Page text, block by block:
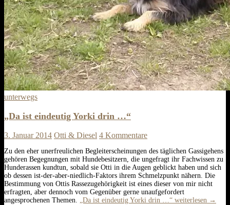
unterwegs
„Da ist eindeutig Yorki drin …“
3. Januar 2014 Otti & Diesel 4 Kommentare
Zu den eher unerfreulichen Begleiterscheinungen des täglichen Gassigehens
gehören Begegnungen mit Hundebesitzern, die ungefragt ihr Fachwissen zu
Hunderassen kundtun, sobald sie Otti in die Augen geblickt haben und sich
ob dessen ist-der-aber-niedlich-Faktors ihrem Schmelzpunkt nähern. Die
Bestimmung von Ottis Rassezugehörigkeit ist eines dieser von mir nicht
erfragten, aber dennoch vom Gegenüber gerne unaufgefordert
angesprochenen Themen.
„Da ist eindeutig Yorki drin …“ weiterlesen →